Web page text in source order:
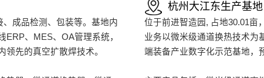
成品检测、包装等。基地内
、MES、OA管理系统，
先的真空扩散焊技术。
杭州大江东生产基地
位于前进智造园, 占地30.01亩
业务以微米级通道换热技术为
端装备产业数字化示范基地，